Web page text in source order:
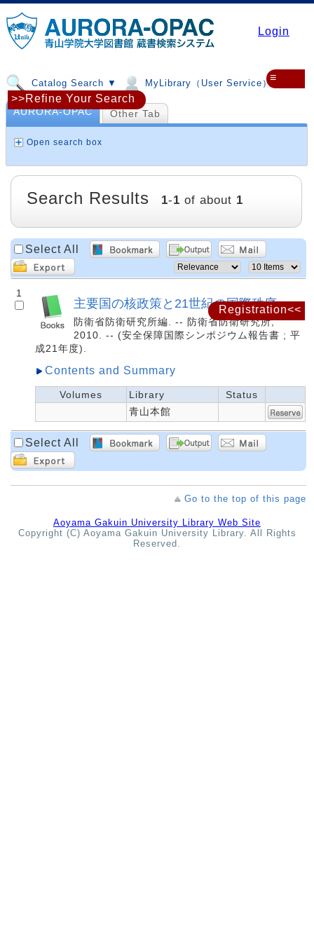
Login
Catalog Search ▼ MyLibrary（User Service）▼
≡
Registration<<
AURORA-OPAC Other Tab
Open search box
>>Refine Your Search
Search Results 1-1 of about 1
Select All
1
主要国の核政策と21世紀の国際秩序
防衛省防衛研究所編. -- 防衛省防衛研究所,
2010. -- (安全保障国際シンポジウム報告書 ; 平
成21年度).
Contents and Summary
Volumes Library
Status
青山本館
Select All
Go to the top of this page
Aoyama Gakuin University Library Web Site
Copyright (C) Aoyama Gakuin University Library. All Rights
Reserved.